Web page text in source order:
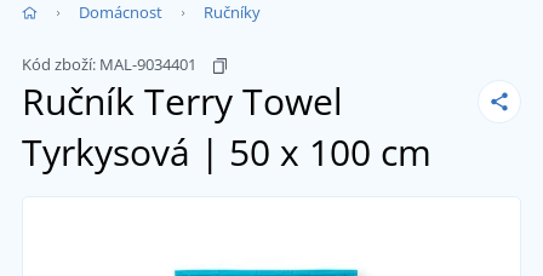
Domácnost Ručníky
Kód zboží: MAL-9034401
Ručník Terry Towel
Tyrkysová | 50 x 100 cm